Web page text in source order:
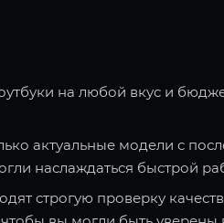
на любой вкус и
актуальные модели с
наслаждаться быстрой
строгую проверку